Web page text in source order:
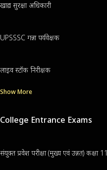
खाद्य सुरक्षा अधिकारी
UPSSSC गन्ना पर्यवेक्षक
लाइव स्टॉक निरीक्षक
Show More
College Entrance Exams
संयुक्त प्रवेश परीक्षा (मुख्य एवं उन्नत) कक्षा 11